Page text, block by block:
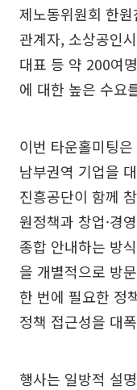
제노동위원회 한
관계자, 소상공인
대표 등 약 200여
에 대한 높은 수요
이번 타운홀미팅은
남부권역 기업을
진흥공단이 함께
원정책과 창업·경
종합 안내하는 방
을 개별적으로 방
한 번에 필요한 정
정책 접근성을 대
행사는 일방적 설